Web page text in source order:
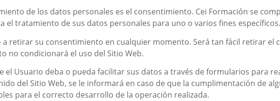
de los datos personales es el consentimiento. Cei Formación se
el tratamiento de sus datos personales para uno o varios fines específicos.
retirar su consentimiento en cualquier momento. Será tan fácil retirar el
no condicionará el uso del Sitio Web.
el Usuario deba o pueda facilitar sus datos a través de formularios para
del Sitio Web, se le informará en caso de que la cumplimentación de
para el correcto desarrollo de la operación realizada.